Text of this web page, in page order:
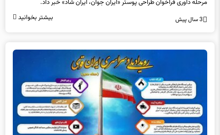
مرحله داوری فراخوان طراحی پوستر «ایران جوان، ایران شاد» خبر داد.
3 سال پیش بیشتر بخوانید